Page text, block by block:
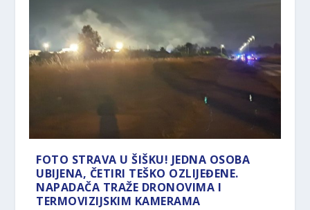
FOTO STRAVA U ŠIŠKU! JEDNA OSOBA
UBIJENA, ČETIRI TEŠKO OZLIJEĐENE.
NAPADAČA TRAŽE DRONOVIMA I
TERMOVIZIJSKIM KAMERAMA